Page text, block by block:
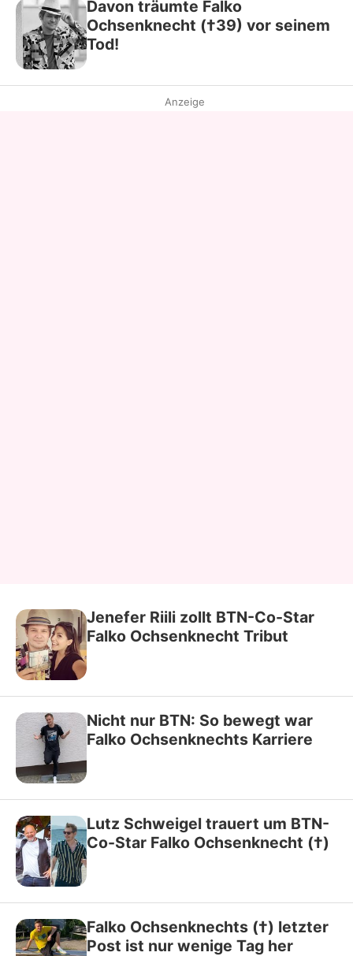
Davon träumte Falko
Ochsenknecht (†39) vor seinem
Tod!
Anzeige
Jenefer Riili zollt BTN-Co-Star
Falko Ochsenknecht Tribut
Nicht nur BTN: So bewegt war
Falko Ochsenknechts Karriere
Lutz Schweigel trauert um BTN-
Co-Star Falko Ochsenknecht (†)
Falko Ochsenknechts (†) letzter
Post ist nur wenige Tag her